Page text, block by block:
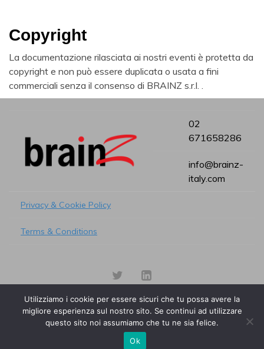
Copyright
La documentazione rilasciata ai nostri eventi è protetta da
copyright e non può essere duplicata o usata a fini
commerciali senza il consenso di BRAINZ s.r.l. .
02
671658286
info@brainz-
italy.com
Privacy & Cookie Policy
Terms & Conditions
© 2017 Brainz s.r.l. - All right reserved
Designed and Developed by
Utilizziamo i cookie per essere sicuri che tu possa avere la
migliore esperienza sul nostro sito. Se continui ad utilizzare
questo sito noi assumiamo che tu ne sia felice.
Ok